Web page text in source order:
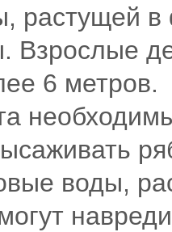
растущей
Взрослые
6 метров.
воды,